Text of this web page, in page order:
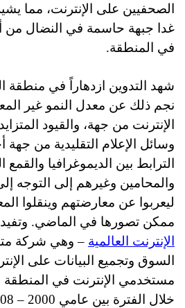
الصحفيين على الإنترنت، مما
غدا جبهة حاسمة في النضال من
في المنطقة.
شهد التدوين ازدهاراً في منطقة
نجم ذلك عن معدل النمو غير
الإنترنت من جهة، والقيود
وسائل الإعلام التقليدية من جهة
الترابط بين الديموغرافيا
والمحامين وغيرهم إلى التوجه
ليعربوا عن معارضتهم وينقلوا
ممكن تصورها في الماضي.
الإنترنت العالمية – وهي شركة
السوق وتجميع البيانات على